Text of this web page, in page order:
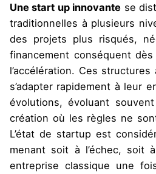
Une start up innovante se
traditionnelles à plusieurs
des projets plus risqués,
financement conséquent
l’accélération. Ces
s’adapter rapidement à leur
évolutions, évoluant
création où les règles ne
L’état de startup est
menant soit à l’échec, soit
entreprise classique une